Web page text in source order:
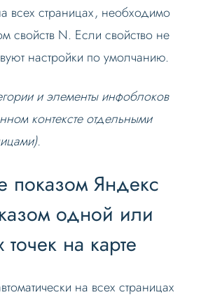
всех страницах, необходимо
свойств N. Если свойство не
настройки по умолчанию.
и элементы инфоблоков
контексте отдельными
показом Яндекс
одной или
на карте
на всех страницах